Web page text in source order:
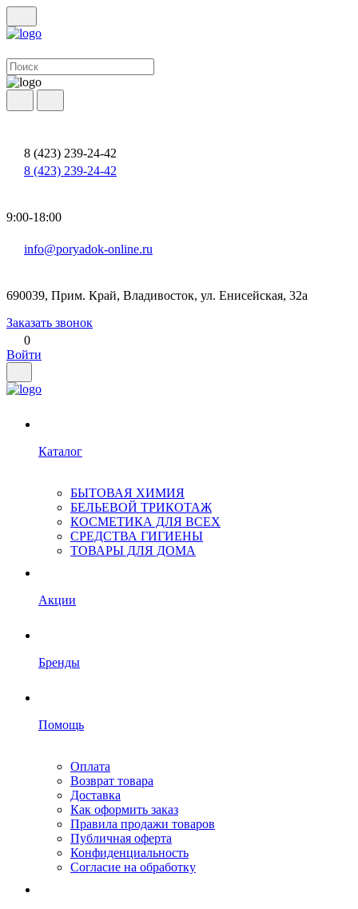
8 (423) 239-24-42
8 (423) 239-24-42
9:00-18:00
info@poryadok-online.ru
690039, Прим. Край, Владивосток, ул. Енисейская, 32а
Заказать звонок
0
Войти
Каталог
БЫТОВАЯ ХИМИЯ
БЕЛЬЕВОЙ ТРИКОТАЖ
КОСМЕТИКА ДЛЯ ВСЕХ
СРЕДСТВА ГИГИЕНЫ
ТОВАРЫ ДЛЯ ДОМА
Акции
Бренды
Помощь
Оплата
Возврат товара
Доставка
Как оформить заказ
Правила продажи товаров
Публичная оферта
Конфиденциальность
Согласие на обработку